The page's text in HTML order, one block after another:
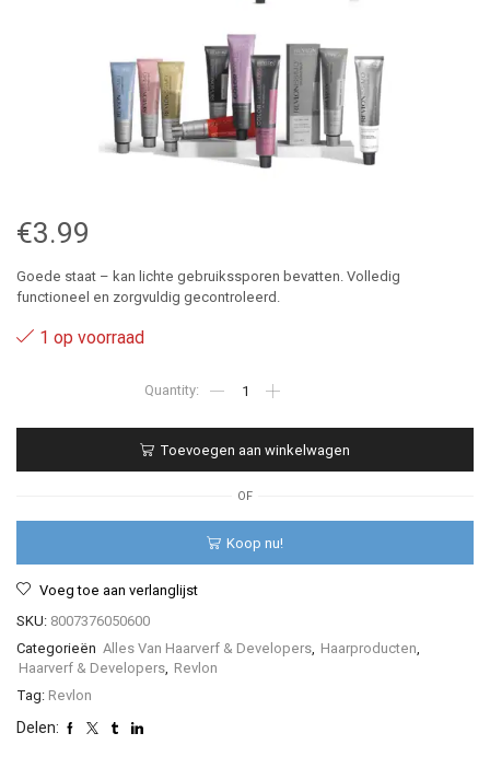
€3.99
Goede staat – kan lichte gebruikssporen bevatten. Volledig
functioneel en zorgvuldig gecontroleerd.
1 op voorraad
Color
Excel
Gloss
ml
Toevoegen aan winkelwagen
OF
Koop nu!
Voeg toe aan verlanglijst
SKU: 8007376050600
Categorieën Alles Van Haarverf & Developers, Haarproducten,
Haarverf & Developers, Revlon
Tag: Revlon
Delen: